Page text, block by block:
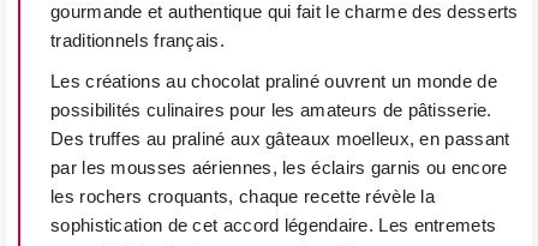
gourmande et authentique qui fait le charme des desserts
traditionnels français.
Les créations au chocolat praliné ouvrent un monde de
possibilités culinaires pour les amateurs de pâtisserie.
Des truffes au praliné aux gâteaux moelleux, en passant
par les mousses aériennes, les éclairs garnis ou encore
les rochers croquants, chaque recette révèle la
sophistication de cet accord légendaire. Les entremets